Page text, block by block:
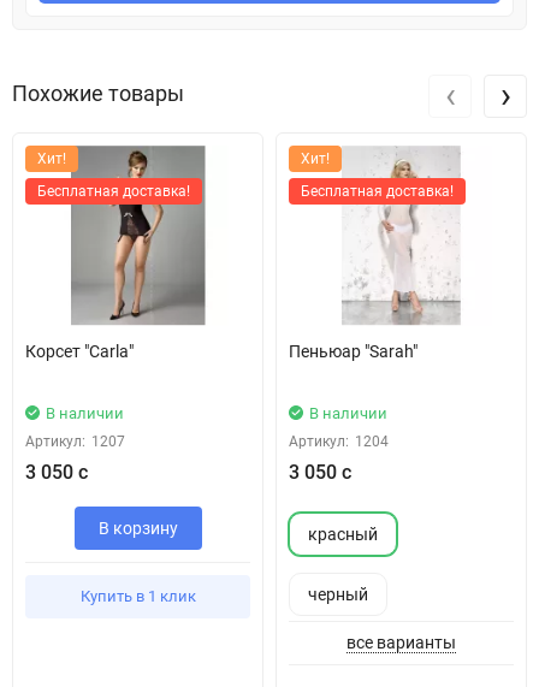
Похожие товары
Хит!
Бесплатная доставка!
Корсет "Carla"
В наличии
Артикул: 1207
3 050 с
В корзину
Купить в 1 клик
Хит!
Бесплатная доставка!
Пеньюар "Sarah"
В наличии
Артикул: 1204
3 050 с
красный
черный
все варианты
‹ ›